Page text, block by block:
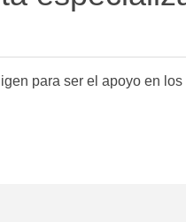
para ser el apoyo en